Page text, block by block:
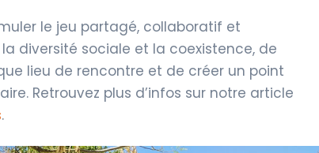
le jeu partagé, collaboratif et
diversité sociale et la coexistence, de
lieu de rencontre et de créer un point
Retrouvez plus d’infos sur notre article
.